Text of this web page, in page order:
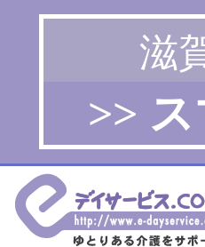
滋
>>